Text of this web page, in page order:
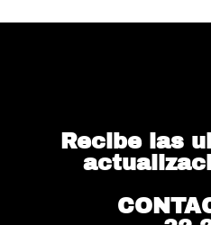
Recibe las